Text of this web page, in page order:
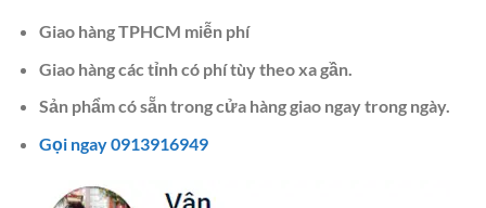
Giao hàng TPHCM miễn phí
Giao hàng các tỉnh có phí tùy theo xa gần.
Sản phẩm có sẵn trong cửa hàng giao ngay trong ngày.
Gọi ngay 0913916949